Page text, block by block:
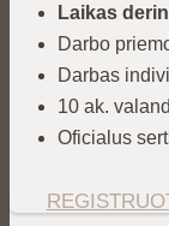
Laikas
Darbo
Darbas
10 ak.
Oficialus